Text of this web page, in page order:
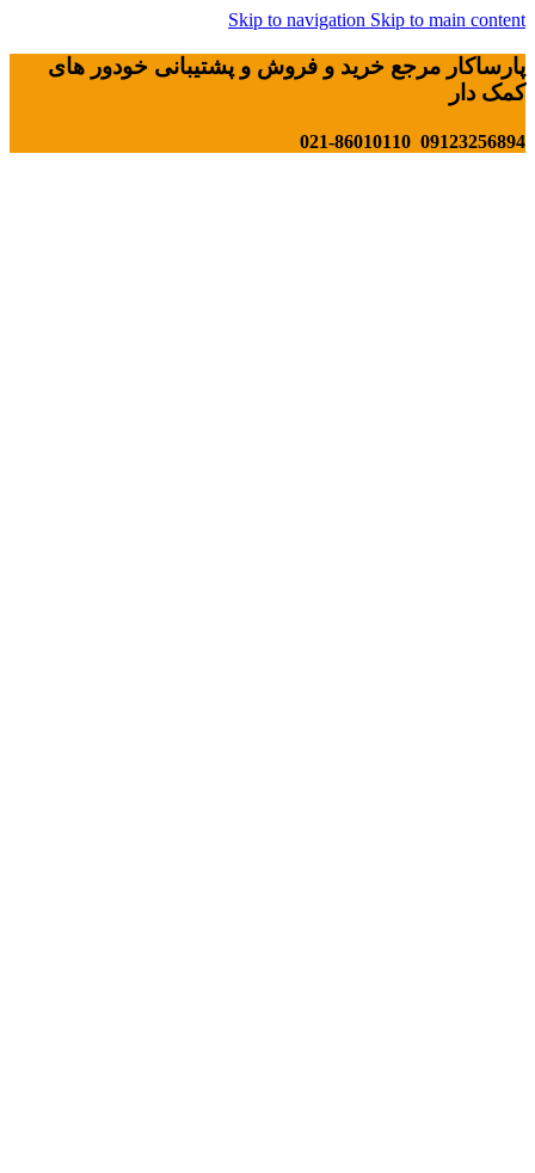
Skip to navigation Skip to main content
پارساکار مرجع خرید و فروش و پشتیبانی خودور های
کمک دار
09123256894 021-86010110